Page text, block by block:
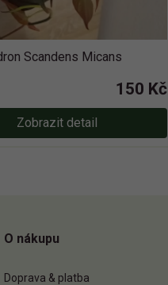
Scandens Micans
150 Kč
Zobrazit detail
O nákupu
Doprava & platba